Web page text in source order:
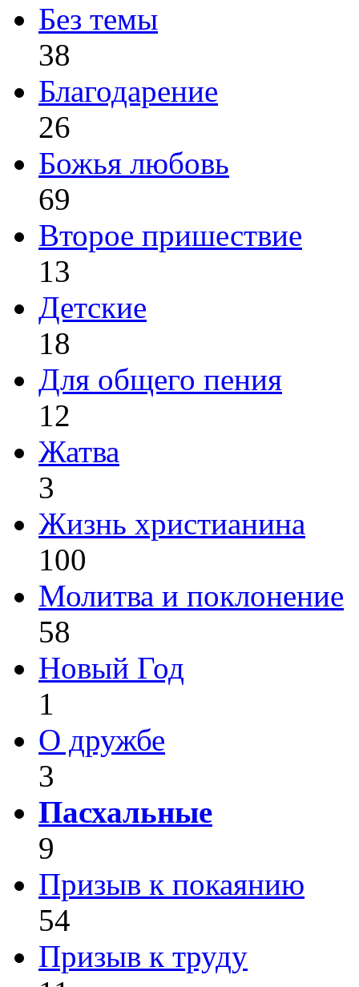
Без темы
38
Благодарение
26
Божья любовь
69
Второе пришествие
13
Детские
18
Для общего пения
12
Жатва
3
Жизнь христианина
100
Молитва и поклонение
58
Новый Год
1
О дружбе
3
Пасхальные
9
Призыв к покаянию
54
Призыв к труду